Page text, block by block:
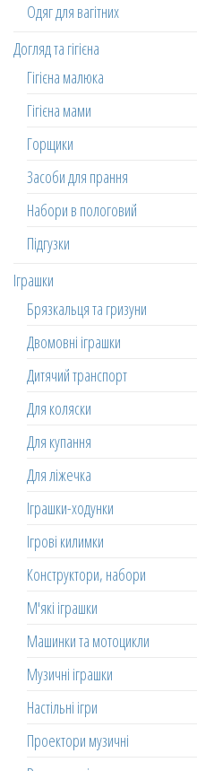
Одяг для вагітних
Догляд та гігієна
Гігієна малюка
Гігієна мами
Горщики
Засоби для прання
Набори в пологовий
Підгузки
Іграшки
Брязкальця та гризуни
Двомовні іграшки
Дитячий транспорт
Для коляски
Для купання
Для ліжечка
Іграшки-ходунки
Ігрові килимки
Конструктори, набори
М'які іграшки
Машинки та мотоцикли
Музичні іграшки
Настільні ігри
Проектори музичні